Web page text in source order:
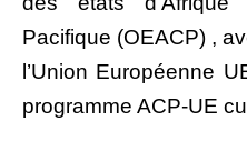
Pacifique (OEACP) ,
l’Union Européenne
programme ACP-UE